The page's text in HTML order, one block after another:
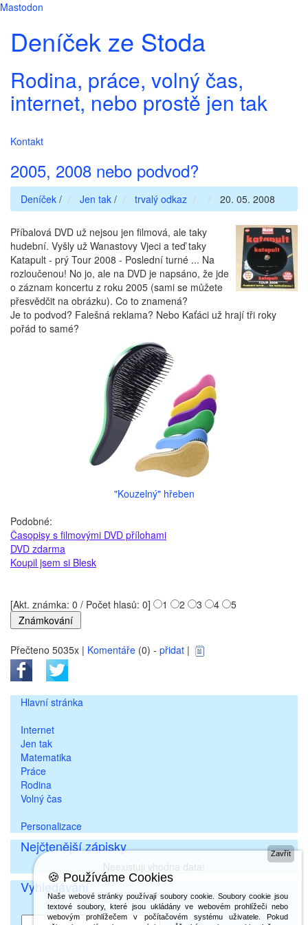
Mastodon
Deníček ze Stoda
Rodina, práce, volný čas,
internet, nebo prostě jen tak
Kontakt
2005, 2008 nebo podvod?
Deníček / Jen tak / trvalý odkaz 20. 05. 2008
Příbalová DVD už nejsou jen filmová, ale taky
hudební. Vyšly už Wanastovy Vjeci a teď taky
Katapult - prý Tour 2008 - Poslední turné ... Na
rozloučenou! No jo, ale na DVD je napsáno, že jde
o záznam koncertu z roku 2005 (sami se můžete
přesvědčit na obrázku). Co to znamená?
Je to podvod? Falešná reklama? Nebo Kaťáci už hrají tři roky
pořád to samé?
"Kouzelný" hřeben
Podobné:
Časopisy s filmovými DVD přílohami
DVD zdarma
Koupil jsem si Blesk
[Akt. známka: 0 / Počet hlasů: 0] 1 2 3 4 5
Přečteno 5035x | Komentáře (0) - přidat |
Hlavní stránka
Internet
Jen tak
Matematika
Práce
Rodina
Volný čas
Personalizace
Nejčtenější zápisky
Neexistuji vhodna data!
Vyhledávání
Zavřít
🍪 Používáme Cookies
Naše webové stránky používají soubory cookie. Soubory cookie jsou
textové soubory, které jsou ukládány ve webovém prohlížeči nebo
webovým prohlížečem v počítačovém systému uživatele. Pokud